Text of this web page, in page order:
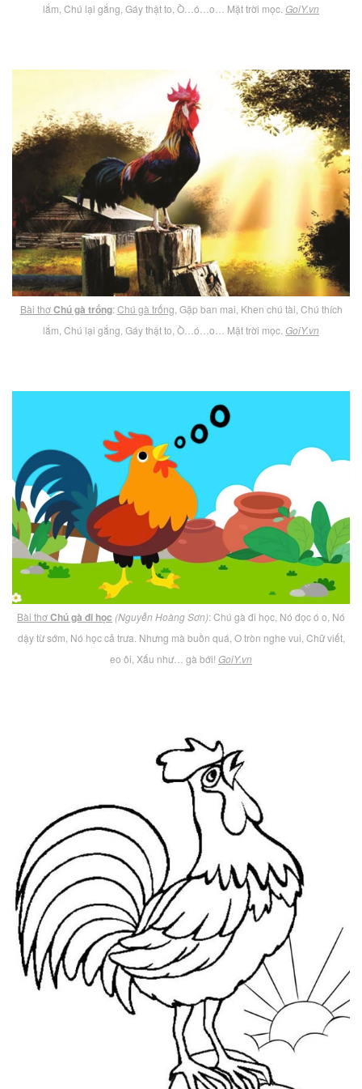
lắm, Chú lại gắng, Gáy thật to, Ò…ó…o… Mặt trời mọc. GoiY.vn
Bài thơChú gà trống:Chú gà trống , Gặp ban mai, Khen chú tài, Chú thích
lắm, Chú lại gắng, Gáy thật to, Ò…ó…o… Mặt trời mọc. GoiY.vn
Bài thơChú gà đi học (Nguyễn Hoàng Sơn): Chú gà đi học, Nó đọc ó o, Nó
dậy từ sớm, Nó học cả trưa. Nhưng mà buồn quá, O tròn nghe vui, Chữ viết,
eo ôi, Xấu như… gà bới! GoiY.vn